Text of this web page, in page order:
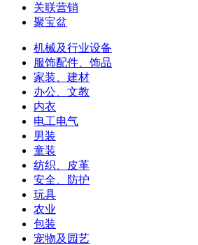
关联营销
聚宝盆
机械及行业设备
服饰配件、饰品
家装、建材
办公、文教
内衣
电工电气
男装
童装
纺织、皮革
安全、防护
玩具
农业
包装
宠物及园艺